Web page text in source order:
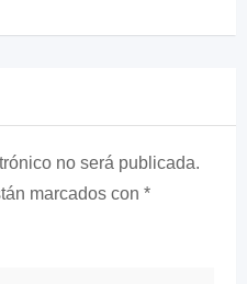
no será publicada.
marcados con *